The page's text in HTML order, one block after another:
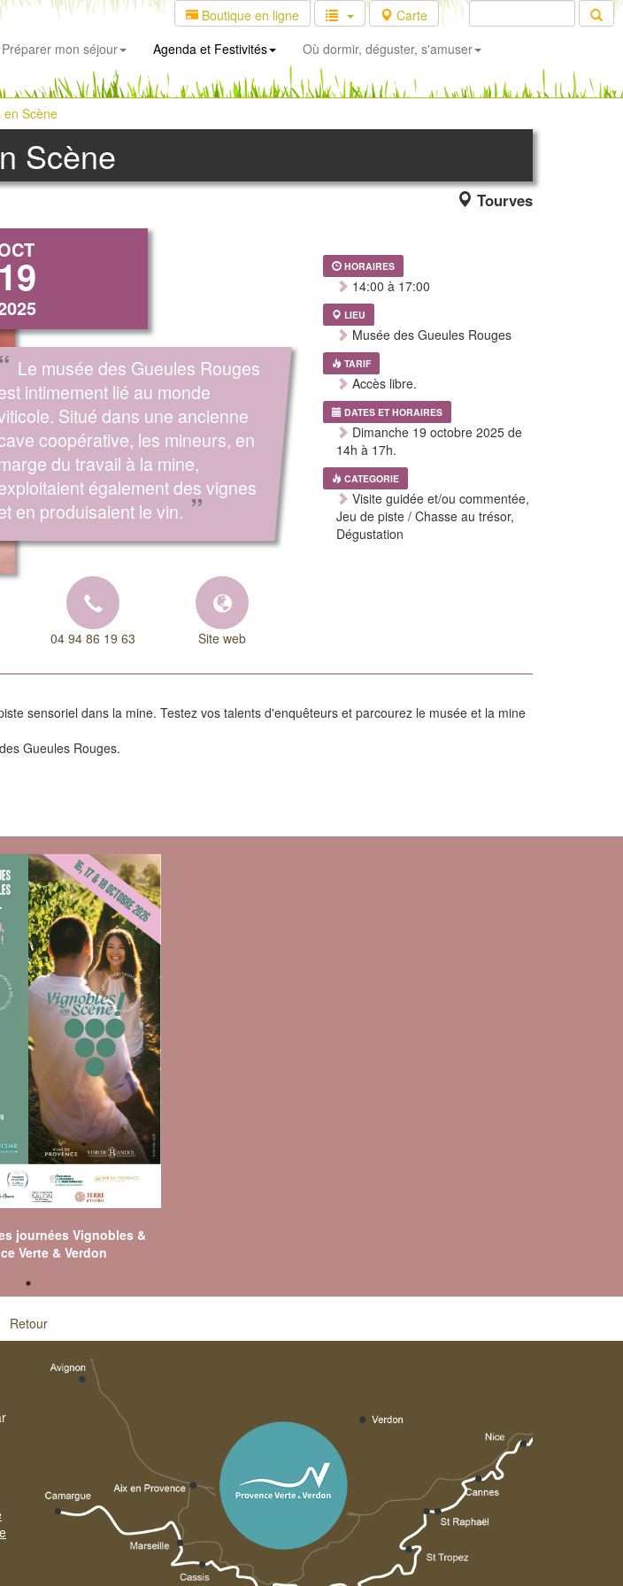
Boutique en ligne
Carte
Préparer mon séjour Agenda et Festivités Où dormir, déguster, s'amuser
en Scène
Scène
Tourves
19
“ Le musée des Gueules Rouges
intimement lié au monde
Situé dans une ancienne
coopérative, les mineurs, en
du travail à la mine,
également des vignes
en produisaient le vin. ”
HORAIRES
14:00 à 17:00
LIEU
Musée des Gueules Rouges
TARIF
Accès libre.
DATES ET HORAIRES
Dimanche 19 octobre 2025 de
14h à 17h.
CATEGORIE
Visite guidée et/ou commentée,
Jeu de piste / Chasse au trésor,
Dégustation
04 94 86 19 63 Site web
sensoriel dans la mine. Testez vos talents d'enquêteurs et parcourez le musée et la mine
Gueules Rouges.
journées Vignobles &
Verte & Verdon
Retour